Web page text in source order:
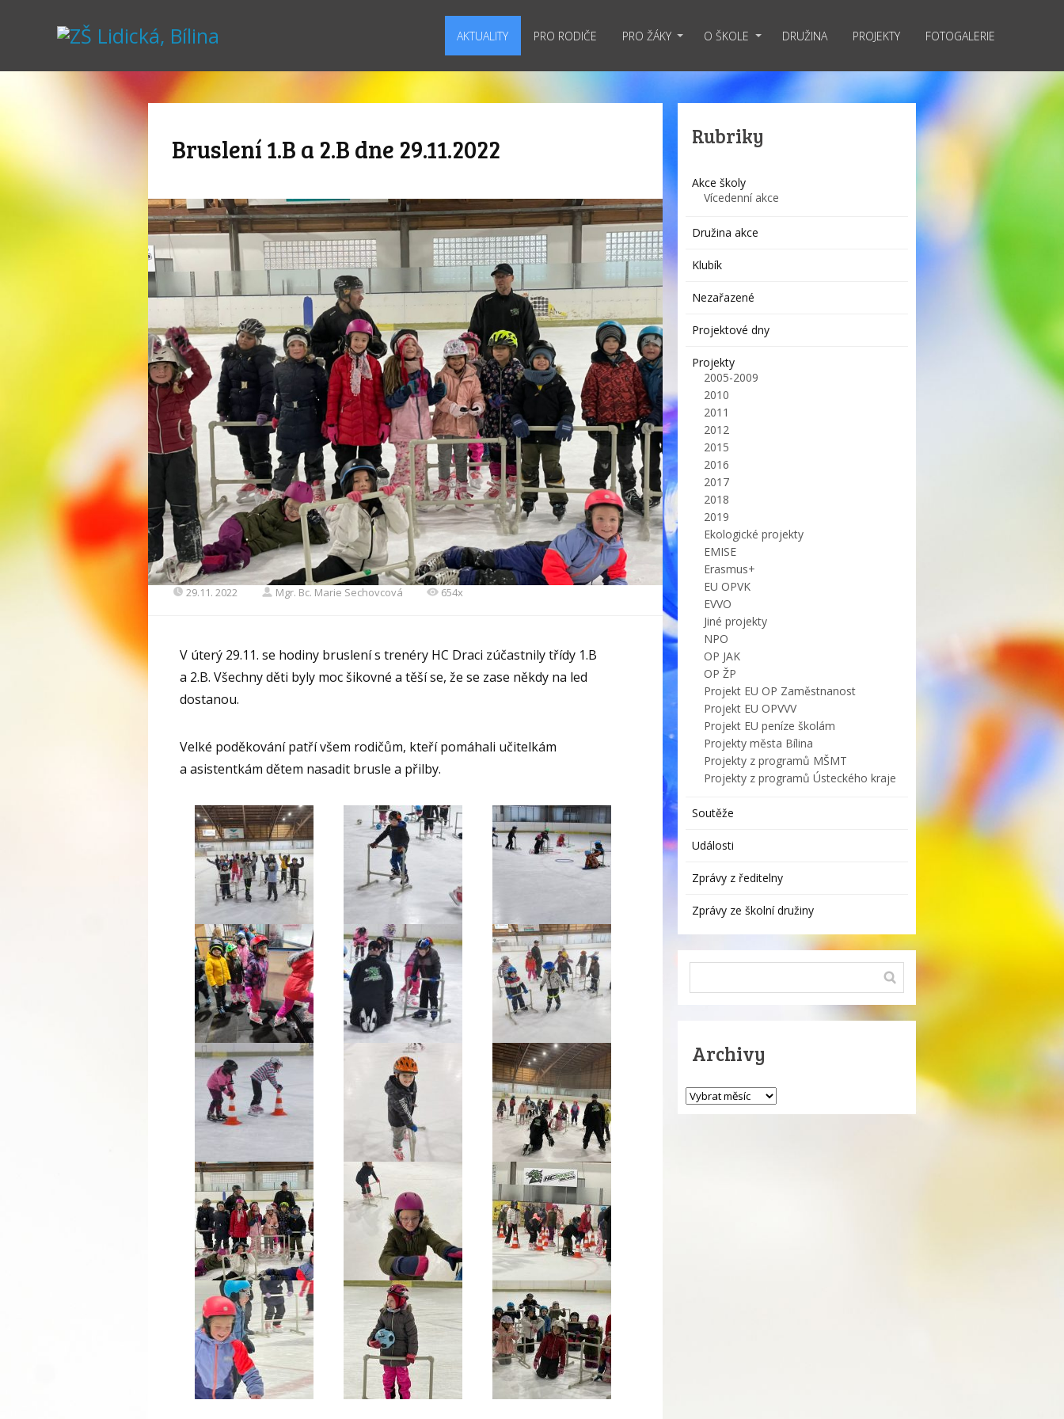
AKTUALITY PRO RODIČE PRO ŽÁKY O ŠKOLE DRUŽINA PROJEKTY FOTOGALERIE
Bruslení 1.B a 2.B dne 29.11.2022
29.11. 2022 Mgr. Bc. Marie Sechovcová 654x
V úterý 29.11. se hodiny bruslení s trenéry HC Draci zúčastnily třídy 1.B
a 2.B. Všechny děti byly moc šikovné a těší se, že se zase někdy na led
dostanou.
Velké poděkování patří všem rodičům, kteří pomáhali učitelkám
a asistentkám dětem nasadit brusle a přilby.
Rubriky
Akce školy
Vícedenní akce
Družina akce
Klubík
Nezařazené
Projektové dny
Projekty
2005-2009
2010
2011
2012
2015
2016
2017
2018
2019
Ekologické projekty
EMISE
Erasmus+
EU OPVK
EVVO
Jiné projekty
NPO
OP JAK
OP ŽP
Projekt EU OP Zaměstnanost
Projekt EU OPVVV
Projekt EU peníze školám
Projekty města Bílina
Projekty z programů MŠMT
Projekty z programů Ústeckého kraje
Soutěže
Události
Zprávy z ředitelny
Zprávy ze školní družiny
Archivy